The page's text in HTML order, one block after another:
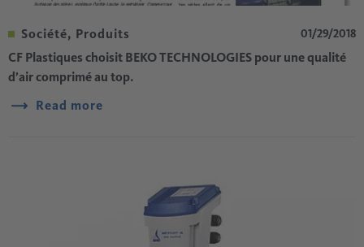
Société, Produits 01/29/2018
CF Plastiques choisit BEKO TECHNOLOGIES pour une qualité
d’air comprimé au top.
Read more